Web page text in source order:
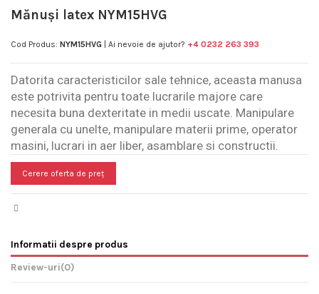
Mănuși latex NYM15HVG
Cod Produs: NYM15HVG | Ai nevoie de ajutor? +4 0232 263 393
Datorita caracteristicilor sale tehnice, aceasta manusa
este potrivita pentru toate lucrarile majore care
necesita buna dexteritate in medii uscate. Manipulare
generala cu unelte, manipulare materii prime, operator
masini, lucrari in aer liber, asamblare si constructii.
Cerere oferta de preț
Informatii despre produs
Review-uri(0)